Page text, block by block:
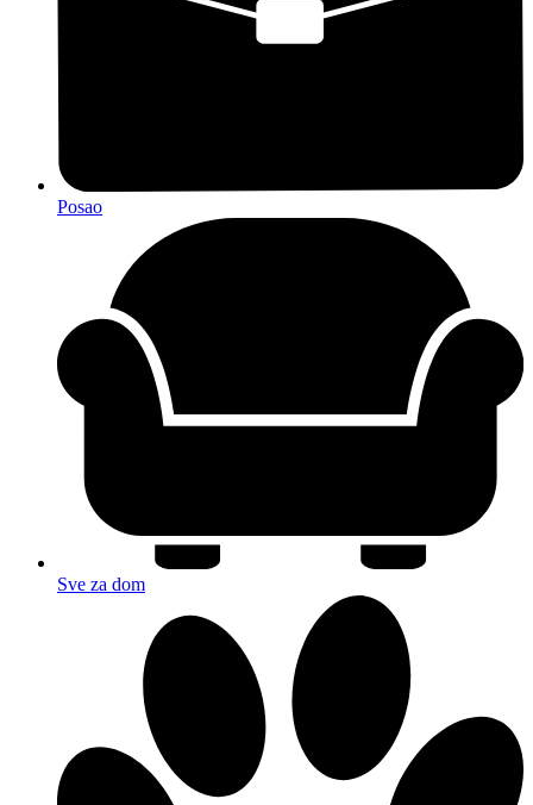
Posao
Sve za dom